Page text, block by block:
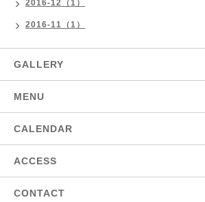
2016-12（1）
2016-11（1）
GALLERY
MENU
CALENDAR
ACCESS
CONTACT